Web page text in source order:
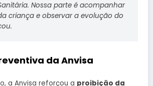
Nossa parte é acompanhar
criança e observar a evolução do
da Anvisa
a Anvisa reforçou a proibição da